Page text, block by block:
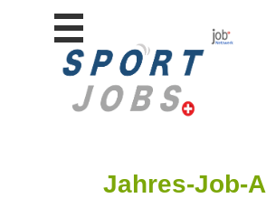
Jahres-Job-